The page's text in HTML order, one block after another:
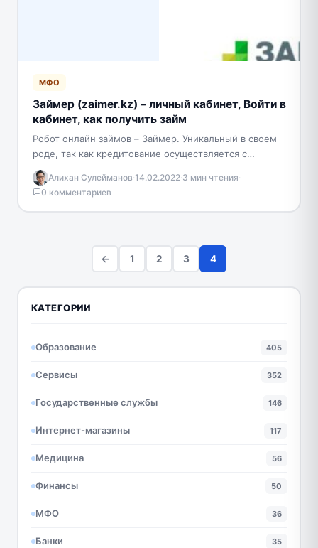
МФО
Займер (zaimer.kz) – личный кабинет, Войти в
кабинет, как получить займ
Робот онлайн займов – Займер. Уникальный в своем
роде, так как кредитование осуществляется с
помощью робота, который полностью
автоматизированный, который работает без…
Алихан Сулейманов·14.02.2022·3 мин чтения·
0 комментариев
← 1 2 3 4
КАТЕГОРИИ
Образование 405
Сервисы 352
Государственные службы 146
Интернет-магазины 117
Медицина 56
Финансы 50
МФО 36
Банки 35